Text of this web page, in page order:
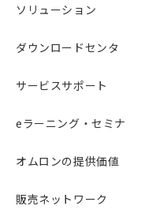
ソリューション
ダウンロードセンタ
サービスサポート
eラーニング・セミナ
オムロンの提供価値
販売ネットワーク